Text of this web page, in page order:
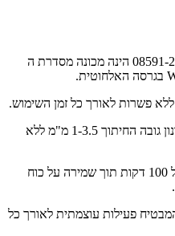
מכונת תספורת מקצועית מדגם 08591-2316H הינה מכונה מסדרת ה
פשרות לאורך כל זמן השימוש.
ידית כיוונון בצד המכונה מאפשרת כיוונון גובה החיתוך 1-3.5 מ"מ ללא
סוללה חזקה תאפשר עבודה רציפה של 100 דקות תוך שמירה על כוח
פעילות עוצמתית לאורך כל